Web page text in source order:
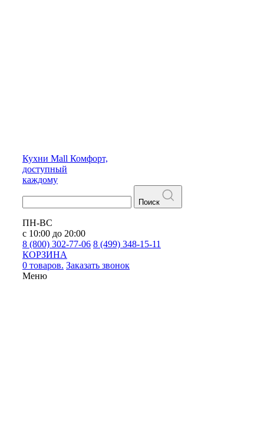
Кухни Mall Комфорт,
доступный
каждому
Поиск
ПН-ВС
с 10:00 до 20:00
8 (800) 302-77-06 8 (499) 348-15-11
КОРЗИНА
0 товаров. Заказать звонок
Меню